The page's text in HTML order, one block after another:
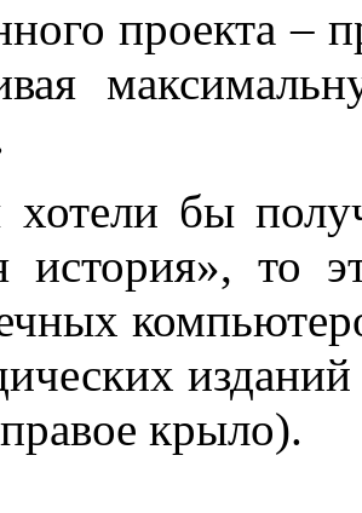
проекта ‒
бы
история», то
крыло).